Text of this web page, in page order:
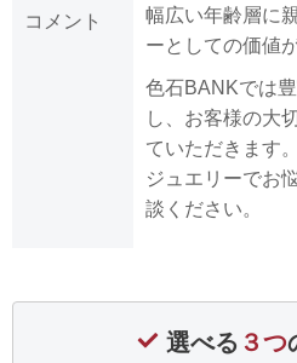
コメント
幅広い年齢層に
ーとしての価値
色石BANKでは
し、お客様の大
ていただきます。
ジュエリーでお
談ください。
選べる ３つ